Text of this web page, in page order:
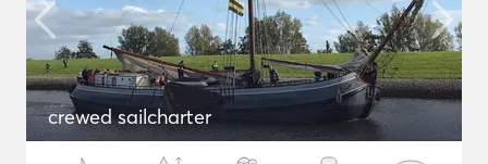
crewed sailcharter